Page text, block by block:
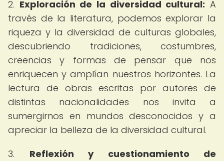
2. Exploración de la diversidad cultural: A
través de la literatura, podemos explorar la
riqueza y la diversidad de culturas globales,
descubriendo tradiciones, costumbres,
creencias y formas de pensar que nos
enriquecen y amplían nuestros horizontes. La
lectura de obras escritas por autores de
distintas nacionalidades nos invita a
sumergirnos en mundos desconocidos y a
apreciar la belleza de la diversidad cultural.
3. Reflexión y cuestionamiento de